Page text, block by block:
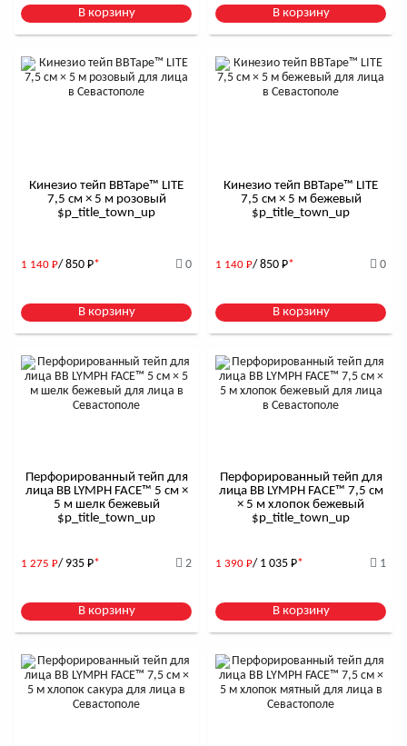
В корзину В корзину
Кинезио тейп BBTape™ LITE
7,5 см × 5 м розовый
$р_title_town_up
1 140 Р/ 850 Р* 0
В корзину
Кинезио тейп BBTape™ LITE
7,5 см × 5 м бежевый
$р_title_town_up
1 140 Р/ 850 Р* 0
В корзину
Перфорированный тейп для
лица BB LYMPH FACE™ 5 см ×
5 м шелк бежевый
$р_title_town_up
1 275 Р/ 935 Р* 2
В корзину
Перфорированный тейп для
лица BB LYMPH FACE™ 7,5 см
× 5 м хлопок бежевый
$р_title_town_up
1 390 Р/ 1 035 Р* 1
В корзину